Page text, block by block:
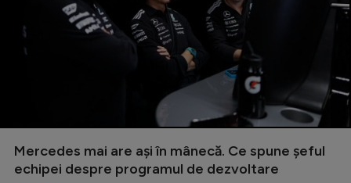
Mercedes mai are ași în mânecă. Ce spune șeful
echipei despre programul de dezvoltare